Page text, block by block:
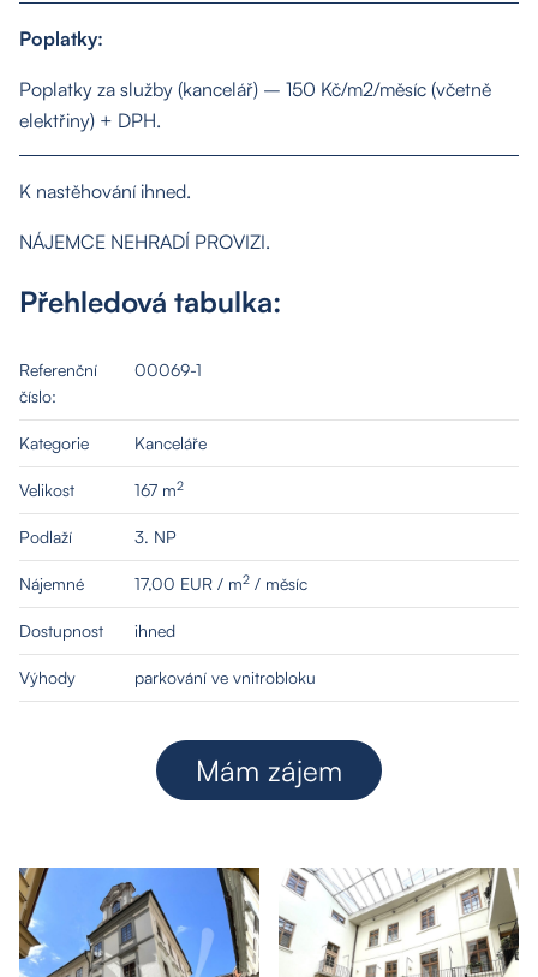
O nás
Nemovitosti
Kontakt
Poplatky:
Poplatky za služby (kancelář) – 150 Kč/m2/měsíc (včetně
elektřiny) + DPH.
K nastěhování ihned.
NÁJEMCE NEHRADÍ PROVIZI.
Přehledová tabulka:
Referenční
číslo:
00069-1
Kategorie Kanceláře
Velikost 167 m2
Podlaží 3. NP
Nájemné 17,00 EUR / m2 / měsíc
Dostupnost ihned
Výhody parkování ve vnitrobloku
Mám zájem